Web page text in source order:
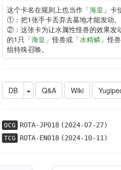
这个卡名在规则上也当作「海皇 」
①：把1张手卡丢弃去墓地才能发动
②：这张卡为让水属性怪兽的效果发
的1只「海皇 」怪兽或「水精鳞 」怪
组特殊召唤。
DB Q&A Wiki
OCG ROTA-JP018(2024-07-27)
TCG ROTA-EN018(2024-10-11)